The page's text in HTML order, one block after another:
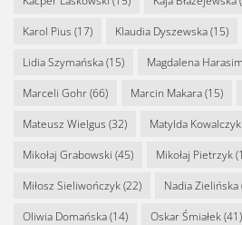
Karol Pius (17) Klaudia Dyszewska(15)
Lidia Szymańska(15) Magdalena
Marceli Gohr(66) Marcin Makara(15)
Mateusz Wielgus (32) Matylda Kowalczyk
Mikołaj Grabowski (45) Mikołaj Pietrzyk
Miłosz Sieliwończyk(22) Nadia Zielińska
Oliwia Domańska(14) Oskar Śmiałek(41)